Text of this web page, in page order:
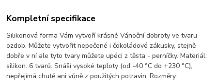
Kompletní specifikace
Silikonová forma Vám vytvoří krásné Vánoční dobroty ve tvaru
ozdob. Můžete vytvořit nepečené i čokoládové zákusky, stejně
dobře v ní ale tyto tvary můžete upéci z těsta - perníčky. Materiál:
silikon. 6 tvarů. Snáší vysoké teploty (od -40 °C do +230 °C),
nepřejímá chutě ani vůně z použitých potravin. Rozměry: